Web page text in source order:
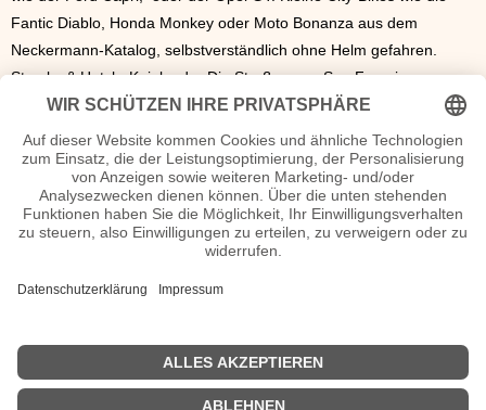
Fantic Diablo, Honda Monkey oder Moto Bonanza aus dem
Neckermann-Katalog, selbstverständlich ohne Helm gefahren.
Starsky & Hutch, Kojak oder Die Straßen von San Franzisco,
überwiegend am Schwarz/Weiß-Fernseher an dem eventuell noch
eine Atari-Konsole hing. Musikboxen und Flipper in jeder Kneipe.
Anfangs ohne Sicherheitsgurt, einer Promillegrenze von 1,3
Promille und Außerorts ohne Geschwindigkeitsbegrenzung. Also
freie Fahrt für freie Bürger. Das waren die 70er-Jahre.
|Die 70er Jahre| Typisch 70er-Jahre|